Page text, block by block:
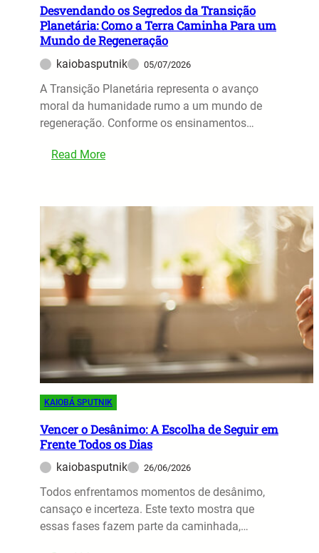
O
V
r
d
a
d
i
S
n
f
i
o
d
a
s
P
r
v
a
s
o
e
P
r
e
F
o
:
S
d
o
r
a
q
u
e
T
r
Desvendando os Segredos da Transição
Planetária: Como a Terra Caminha Para um
Mundo de Regeneração
kaiobasputnik 05/07/2026
A Transição Planetária representa o avanço
moral da humanidade rumo a um mundo de
regeneração. Conforme os ensinamentos…
Read More:
n
a
n
s
S
e
g
r
e
o
s
d
KAIOBÁ SPUTNIK
Vencer o Desânimo: A Escolha de Seguir em
Frente Todos os Dias
kaiobasputnik 26/06/2026
Todos enfrentamos momentos de desânimo,
cansaço e incerteza. Este texto mostra que
essas fases fazem parte da caminhada,…